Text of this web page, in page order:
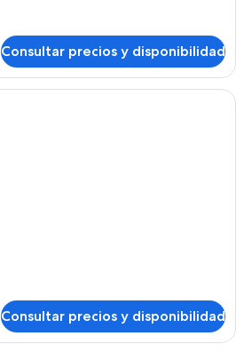
Consultar precios y disponibilidad
Habitación de hotel moderna con
Consultar precios y disponibilidad